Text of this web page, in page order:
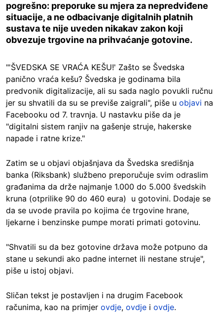
pogrešno: preporuke su mjera za nepredviđene
situacije, a ne odbacivanje digitalnih platnih
sustava te nije uveden nikakav zakon koji
obvezuje trgovine na prihvaćanje gotovine.
"'ŠVEDSKA SE VRAĆA KEŠU!' Zašto se Švedska
panično vraća kešu? Švedska je godinama bila
predvonik digitalizacije, ali su sada naglo povukli ručnu
jer su shvatili da su se previše zaigrali", piše u objavi na
Facebooku od 7. travnja. U nastavku piše da je
"digitalni sistem ranjiv na gašenje struje, hakerske
napade i ratne krize."
Zatim se u objavi objašnjava da Švedska središnja
banka (Riksbank) službeno preporučuje svim odraslim
građanima da drže najmanje 1.000 do 5.000 švedskih
kruna (otprilike 90 do 460 eura) u gotovini. Dodaje se
da se uvode pravila po kojima će trgovine hrane,
ljekarne i benzinske pumpe morati primati gotovinu.
"Shvatili su da bez gotovine država može potpuno da
stane u sekundi ako padne internet ili nestane struje",
piše u istoj objavi.
Sličan tekst je postavljen i na drugim Facebook
računima, kao na primjer ovdje, ovdje i ovdje.